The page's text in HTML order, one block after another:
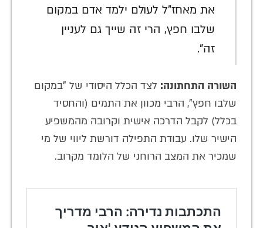
את מאחז"ל לעולם ילמד אדם במקום
שלבו חפץ, הרי זה שייך גם לעניין
זה".
השורה התחתונה: לצד הכלל היסודי של "במקום
שלבו חפץ", הרבי מכוון את התמים (והחסיד
בכלל) לקבל הדרכה אישית וקרובה מהמשפיע
הישיר שלו. עבודת התפילה דורשת ליווי של מי
שמכיר את המצב הרוחני של הלומד מקרוב.